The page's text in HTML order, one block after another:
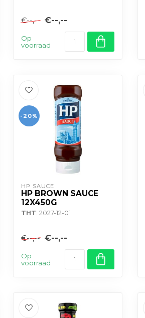
€--,-- €--,--
Op
voorraad
-20%
HP SAUCE
HP BROWN SAUCE
12X450G
THT: 2027-12-01
€--,-- €--,--
Op
voorraad